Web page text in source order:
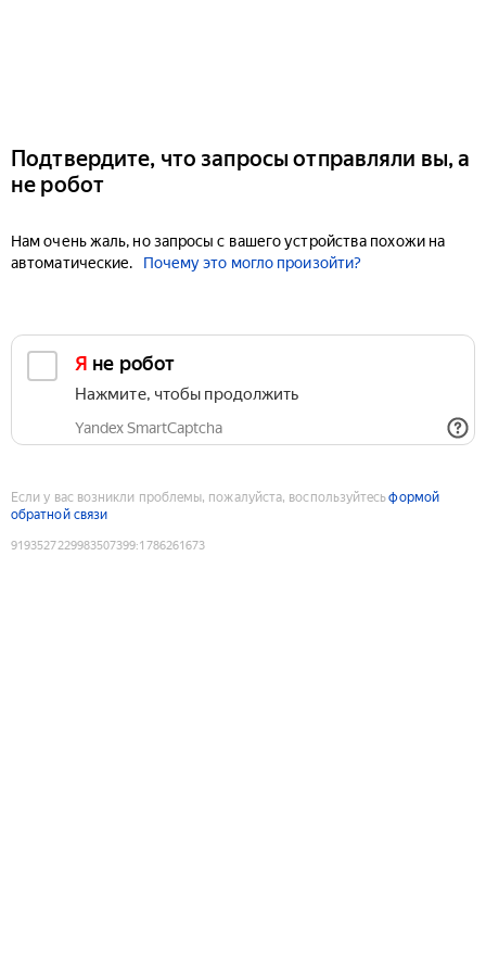
Подтвердите, что запросы отправляли вы, а
не робот
Нам очень жаль, но запросы с вашего устройства похожи на
автоматические.
Почему это могло произойти?
Я не робот
Нажмите, чтобы продолжить
Yandex SmartCaptcha
Если у вас возникли проблемы, пожалуйста, воспользуйтесьформой
обратной связи
9193527229983507399:1786261673